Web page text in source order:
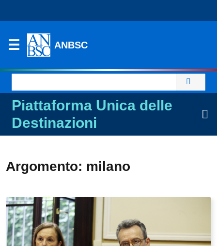
ANBSC
per:
Piattaforma Unica delle
Destinazioni
Argomento: milano